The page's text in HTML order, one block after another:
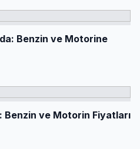
Benzin ve Motorine
Benzin ve Motorin Fiyatları